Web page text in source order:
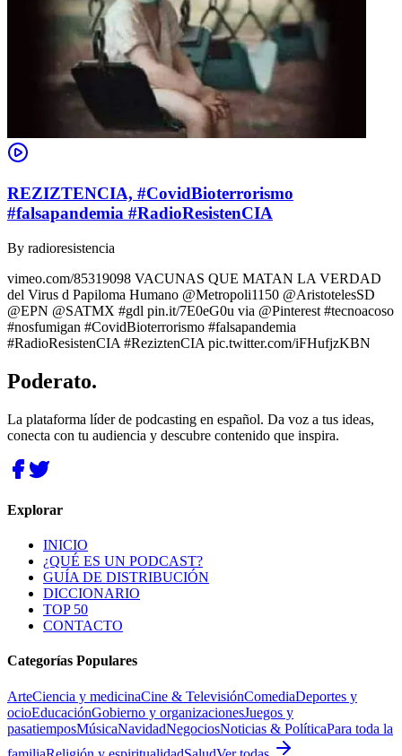
REZIZTENCIA, #CovidBioterrorismo
#falsapandemia #RadioResistenCIA
By radioresistencia
vimeo.com/85319098 VACUNAS QUE MATAN LA VERDAD
del Virus d Papiloma Humano @Metropoli1150 @AristotelesSD
@EPN @SATMX #gdl pin.it/7E0eG0u via @Pinterest #tecnoacoso
#nosfumigan #CovidBioterrorismo #falsapandemia
#RadioResistenCIA #ReziztenCIA pic.twitter.com/iFHufjzKBN
Poderato.
La plataforma líder de podcasting en español. Da voz a tus ideas,
conecta con tu audiencia y descubre contenido que inspira.
Explorar
INICIO
¿QUÉ ES UN PODCAST?
GUÍA DE DISTRIBUCIÓN
DICCIONARIO
TOP 50
CONTACTO
Categorías Populares
ArteCiencia y medicinaCine & TelevisiónComediaDeportes y
ocioEducaciónGobierno y organizacionesJuegos y
pasatiemposMúsicaNavidadNegociosNoticias & PolíticaPara toda la